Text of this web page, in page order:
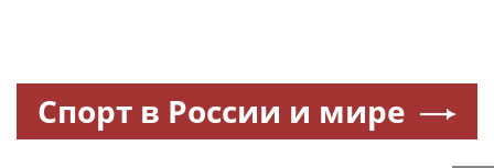
Спорт в России и мире